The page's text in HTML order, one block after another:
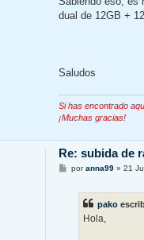
dual de 12GB +
Saludos
Si has encontrado
¡Muchas gracias!
Re: subida de
Mporanna99» 21
pako
Hola,